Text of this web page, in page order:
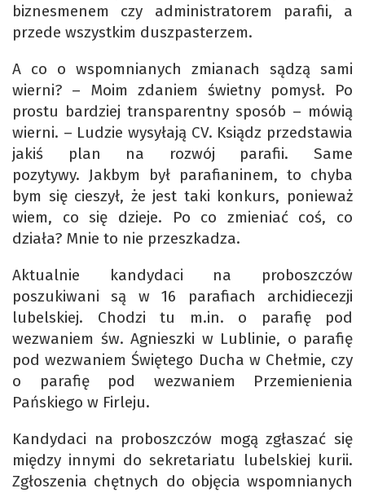
biznesmenem czy administratorem parafii, a
przede wszystkim duszpasterzem.
A co o wspomnianych zmianach sądzą sami
wierni? – Moim zdaniem świetny pomysł. Po
prostu bardziej transparentny sposób – mówią
wierni. – Ludzie wysyłają CV. Ksiądz przedstawia
jakiś plan na rozwój parafii. Same
pozytywy. Jakbym był parafianinem, to chyba
bym się cieszył, że jest taki konkurs, ponieważ
wiem, co się dzieje. Po co zmieniać coś, co
działa? Mnie to nie przeszkadza.
Aktualnie kandydaci na proboszczów
poszukiwani są w 16 parafiach archidiecezji
lubelskiej. Chodzi tu m.in. o parafię pod
wezwaniem św. Agnieszki w Lublinie, o parafię
pod wezwaniem Świętego Ducha w Chełmie, czy
o parafię pod wezwaniem Przemienienia
Pańskiego w Firleju.
Kandydaci na proboszczów mogą zgłaszać się
między innymi do sekretariatu lubelskiej kurii.
Zgłoszenia chętnych do objęcia wspomnianych